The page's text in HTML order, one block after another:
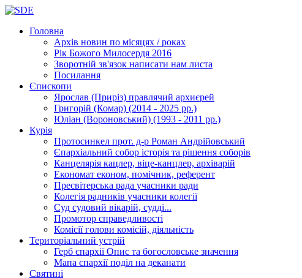
Головна
Архів новин по місяцях / роках
Рік Божого Милосердя 2016
Зворотній зв'язок написати нам листа
Посилання
Єпископи
Ярослав (Приріз) правлячий архиєрей
Григорій (Комар) (2014 - 2025 рр.)
Юліан (Вороновський) (1993 - 2011 рр.)
Курія
Протосинкел прот. д-р Роман Андрійовський
Єпархіальний собор історія та рішення соборів
Канцелярія кацлер, віце-канцлер, архіварій
Економат економ, помічник, референт
Пресвітерська рада учасники ради
Колегія радників учасники колегії
Суд судовий вікарій, судді...
Промотор справедливості
Комісіїголови комісій, діяльність
Територіальний устрій
Герб єпархіїОпис та богословське значення
Мапа єпархіїподіл на деканати
Святині